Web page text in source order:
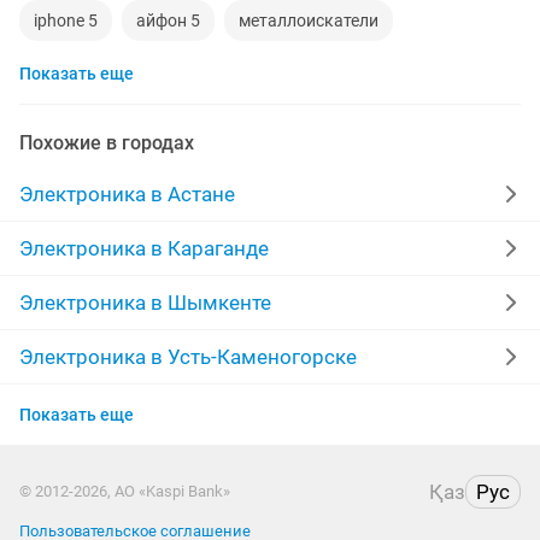
iphone 5 айфон 5 металлоискатели
видеокарты
материнская плата процессор
стиральная машина apple watch
беспроводные наушники
обмен ddr2 xiaomi gtx macbook
Показать еще
Похожие в городах
Электроника в Астане
Электроника в Караганде
Электроника в Шымкенте
Электроника в Усть-Каменогорске
Электроника в Актобе
Электроника в Таразе
Показать еще
© 2012-2026, АО «Kaspi Bank» Қаз Рус
Пользовательское соглашение